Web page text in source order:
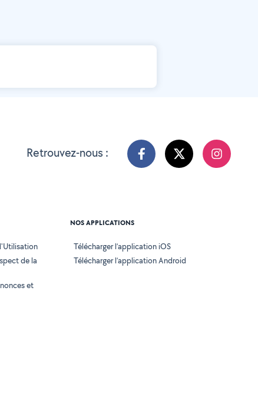
Retrouvez-nous :
de la
et
NOS APPLICATIONS
Télécharger l’application iOS
Télécharger l’application Android